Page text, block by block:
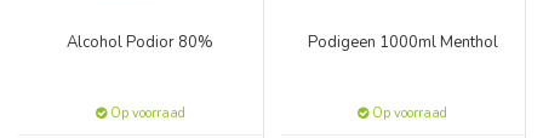
Alcohol Podior 80%
Op voorraad
Podigeen 1000ml Menthol
Op voorraad